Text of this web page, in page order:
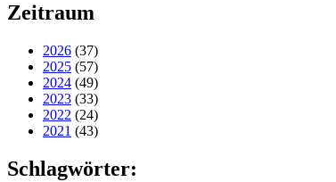
Zeitraum
2026 (37)
2025 (57)
2024 (49)
2023 (33)
2022 (24)
2021 (43)
Schlagwörter: